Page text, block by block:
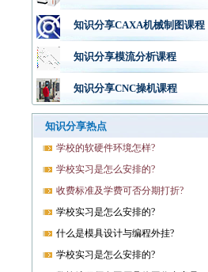
知识分享CAXA机械制图课程
知识分享模流分析课程
知识分享CNC操机课程
知识分享热点
学校的软硬件环境怎样?
学校实习是怎么安排的?
收费标准及学费可否分期打折?
学校实习是怎么安排的?
什么是模具设计与编程外挂?
学校实习是怎么安排的?